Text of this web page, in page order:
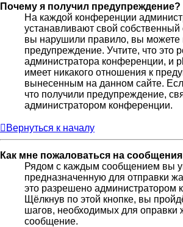
Почему я получил предупреждение?
На каждой конференции
устанавливают свой
вы нарушили правило, вы можете
предупреждение. Учтите, что это
администратора конференции, и
имеет никакого отношения к
вынесенным на данном сайте.
что получили предупреждение,
администратором конференции.
Вернуться к началу
Как мне пожаловаться на
Рядом с каждым сообщением вы
предназначенную для отправки
это разрешено администратором
Щёлкнув по этой кнопке, вы
шагов, необходимых для оправки
сообщение.